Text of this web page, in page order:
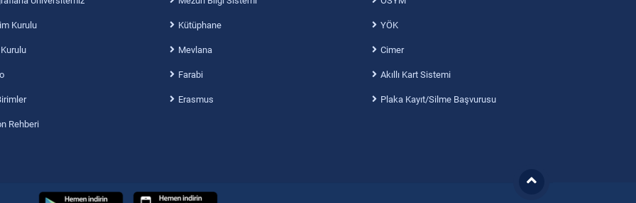
Kurulu
Rehberi
Kütüphane
Mevlana
Farabi
Erasmus
YÖK
Cimer
Akıllı Kart Sistemi
Plaka Kayıt/Silme Başvurusu